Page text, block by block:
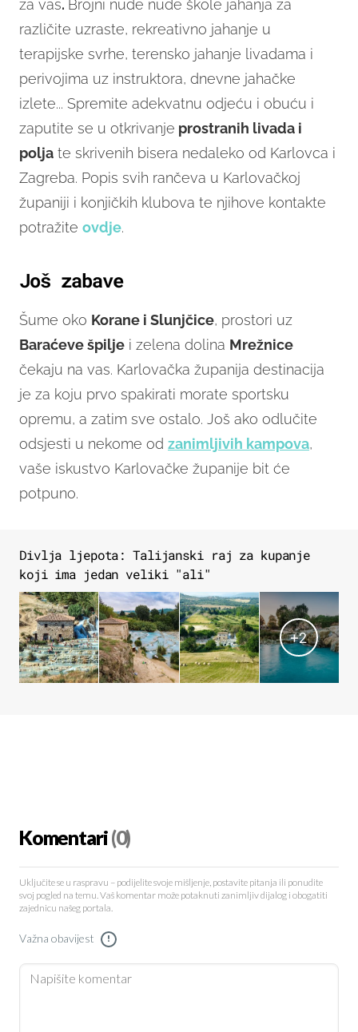
za vas. Brojni nude nude škole jahanja za
različite uzraste, rekreativno jahanje u
terapijske svrhe, terensko jahanje livadama i
perivojima uz instruktora, dnevne jahačke
izlete... Spremite adekvatnu odjeću i obuću i
zaputite se u otkrivanje prostranih livada i
polja te skrivenih bisera nedaleko od Karlovca i
Zagreba. Popis svih rančeva u Karlovačkoj
županiji i konjičkih klubova te njihove kontakte
potražite ovdje.
Još zabave
Šume oko Korane i Slunjčice, prostori uz
Baraćeve špilje i zelena dolina Mrežnice
čekaju na vas. Karlovačka županija destinacija
je za koju prvo spakirati morate sportsku
opremu, a zatim sve ostalo. Još ako odlučite
odsjesti u nekome od zanimljivih kampova,
vaše iskustvo Karlovačke županije bit će
potpuno.
Divlja ljepota: Talijanski raj za kupanje
koji ima jedan veliki "ali"
+2
Komentari(0)
Uključite se u raspravu – podijelite svoje mišljenje, postavite pitanja ili ponudite
svoj pogled na temu. Vaš komentar može potaknuti zanimljiv dijalog i obogatiti
zajednicu našeg portala.
Važna obavijest !